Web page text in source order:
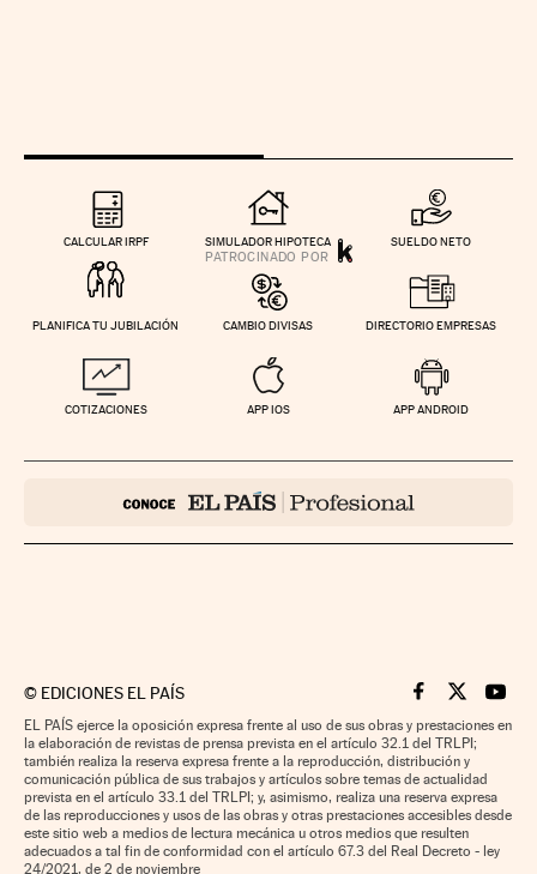
CALCULAR IRPF SIMULADOR HIPOTECA SUELDO NETO
PLANIFICA TU JUBILACIÓN CAMBIO DIVISAS DIRECTORIO EMPRESAS
COTIZACIONES APP IOS APP ANDROID
© EDICIONES EL PAÍS Cinco Días en
Cinco Días
Cinco
EL PAÍS ejerce la oposición expresa frente al uso de sus obras y prestaciones en
la elaboración de revistas de prensa prevista en el artículo 32.1 del TRLPI;
también realiza la reserva expresa frente a la reproducción, distribución y
comunicación pública de sus trabajos y artículos sobre temas de actualidad
prevista en el artículo 33.1 del TRLPI; y, asimismo, realiza una reserva expresa
de las reproducciones y usos de las obras y otras prestaciones accesibles desde
este sitio web a medios de lectura mecánica u otros medios que resulten
adecuados a tal fin de conformidad con el artículo 67.3 del Real Decreto - ley
24/2021, de 2 de noviembre